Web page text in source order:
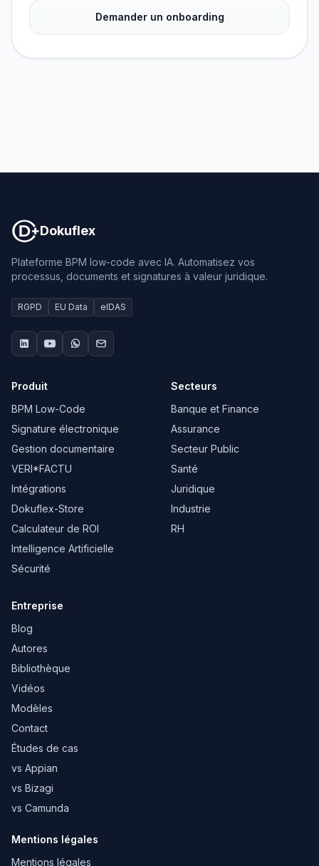
Demander un onboarding
Dokuflex
Plateforme BPM low-code avec IA. Automatisez vos
processus, documents et signatures à valeur juridique.
RGPD EU Data eIDAS
Produit
BPM Low-Code
Signature électronique
Gestion documentaire
VERI*FACTU
Intégrations
Dokuflex-Store
Calculateur de ROI
Intelligence Artificielle
Sécurité
Secteurs
Banque et Finance
Assurance
Secteur Public
Santé
Juridique
Industrie
RH
Entreprise
Blog
Autores
Bibliothèque
Vidéos
Modèles
Contact
Études de cas
vs Appian
vs Bizagi
vs Camunda
Mentions légales
Mentions légales